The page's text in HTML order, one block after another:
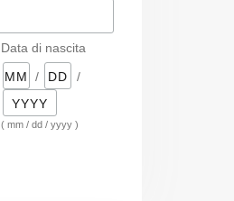
Data di nascita
/
/
( mm / dd / yyyy )